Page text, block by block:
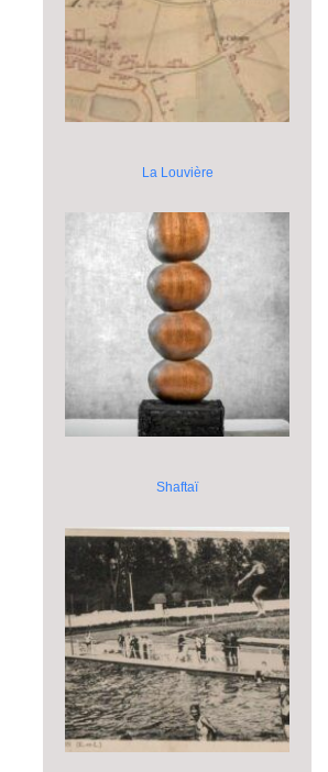
La Louvière
Shaftaï